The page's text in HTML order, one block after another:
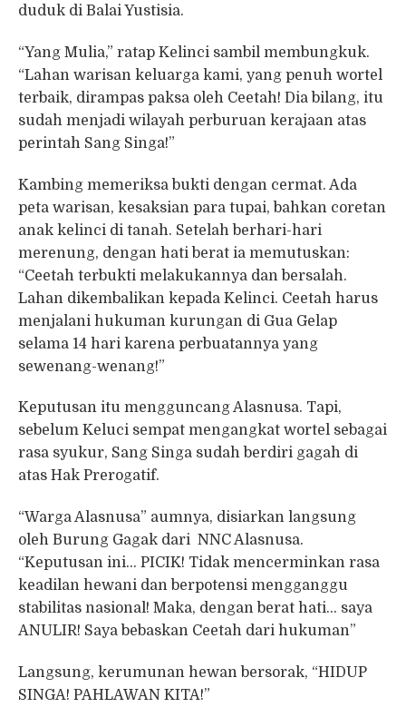
duduk di Balai Yustisia.
“Yang Mulia,” ratap Kelinci sambil membungkuk.
“Lahan warisan keluarga kami, yang penuh wortel
terbaik, dirampas paksa oleh Ceetah! Dia bilang, itu
sudah menjadi wilayah perburuan kerajaan atas
perintah Sang Singa!”
Kambing memeriksa bukti dengan cermat. Ada
peta warisan, kesaksian para tupai, bahkan coretan
anak kelinci di tanah. Setelah berhari-hari
merenung, dengan hati berat ia memutuskan:
“Ceetah terbukti melakukannya dan bersalah.
Lahan dikembalikan kepada Kelinci. Ceetah harus
menjalani hukuman kurungan di Gua Gelap
selama 14 hari karena perbuatannya yang
sewenang-wenang!”
Keputusan itu mengguncang Alasnusa. Tapi,
sebelum Keluci sempat mengangkat wortel sebagai
rasa syukur, Sang Singa sudah berdiri gagah di
atas Hak Prerogatif.
“Warga Alasnusa” aumnya, disiarkan langsung
oleh Burung Gagak dari NNC Alasnusa.
“Keputusan ini… PICIK! Tidak mencerminkan rasa
keadilan hewani dan berpotensi mengganggu
stabilitas nasional! Maka, dengan berat hati… saya
ANULIR! Saya bebaskan Ceetah dari hukuman”
Langsung, kerumunan hewan bersorak, “HIDUP
SINGA! PAHLAWAN KITA!”